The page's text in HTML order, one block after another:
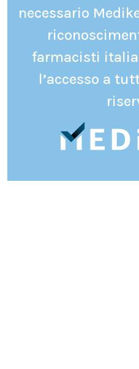
necessario
farmacisti
l’accesso a